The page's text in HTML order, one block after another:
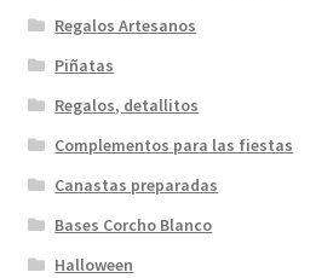
Regalos Artesanos
Piñatas
Regalos, detallitos
Complementos para las fiestas
Canastas preparadas
Bases Corcho Blanco
Halloween